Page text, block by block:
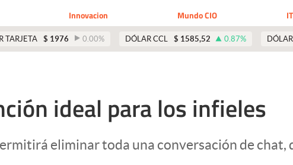
Innovacion Mundo CIO
TARJETA $ 1976 0.00% DÓLAR CCL $ 1585,52 0.87%
ideal para los infieles
eliminar toda una conversación de chat,